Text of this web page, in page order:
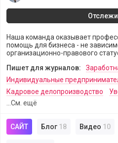
Наша команда оказывает
помощь для бизнеса - не
организационно-правового
сфере охраны труда.
Пишет для журналов:
Индивидуальные
Кадровое делопроизводство
...См. ещё
САЙТ Блог 18 Видео 10